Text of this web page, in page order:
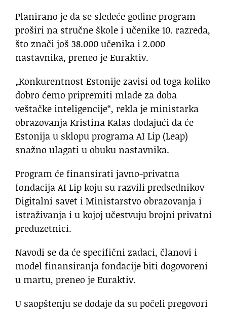
Planirano je da se sledeće godine program
proširi na stručne škole i učenike 10. razreda,
što znači još 38.000 učenika i 2.000
nastavnika, preneo je Euraktiv.
„Konkurentnost Estonije zavisi od toga koliko
dobro ćemo pripremiti mlade za doba
veštačke inteligencije“, rekla je ministarka
obrazovanja Kristina Kalas dodajući da će
Estonija u sklopu programa AI Lip (Leap)
snažno ulagati u obuku nastavnika.
Program će finansirati javno-privatna
fondacija AI Lip koju su razvili predsednikov
Digitalni savet i Ministarstvo obrazovanja i
istraživanja i u kojoj učestvuju brojni privatni
preduzetnici.
Navodi se da će specifični zadaci, članovi i
model finansiranja fondacije biti dogovoreni
u martu, preneo je Euraktiv.
U saopštenju se dodaje da su počeli pregovori